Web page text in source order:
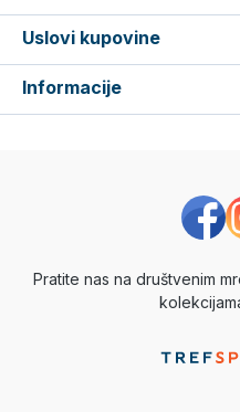
Uslovi kupovine
Informacije
Pratite nas na društvenim